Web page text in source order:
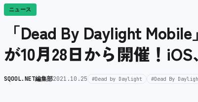
ニュース
「Dead By Daylight
が10月28日から開催！
SQOOL.NET編集部2021.10.25 #Dead by Daylight #Dead By